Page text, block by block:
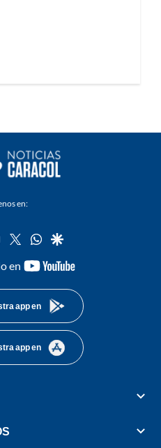
en:
instagram
twitterwhatsapp
google
en
youtube-
app en
app en